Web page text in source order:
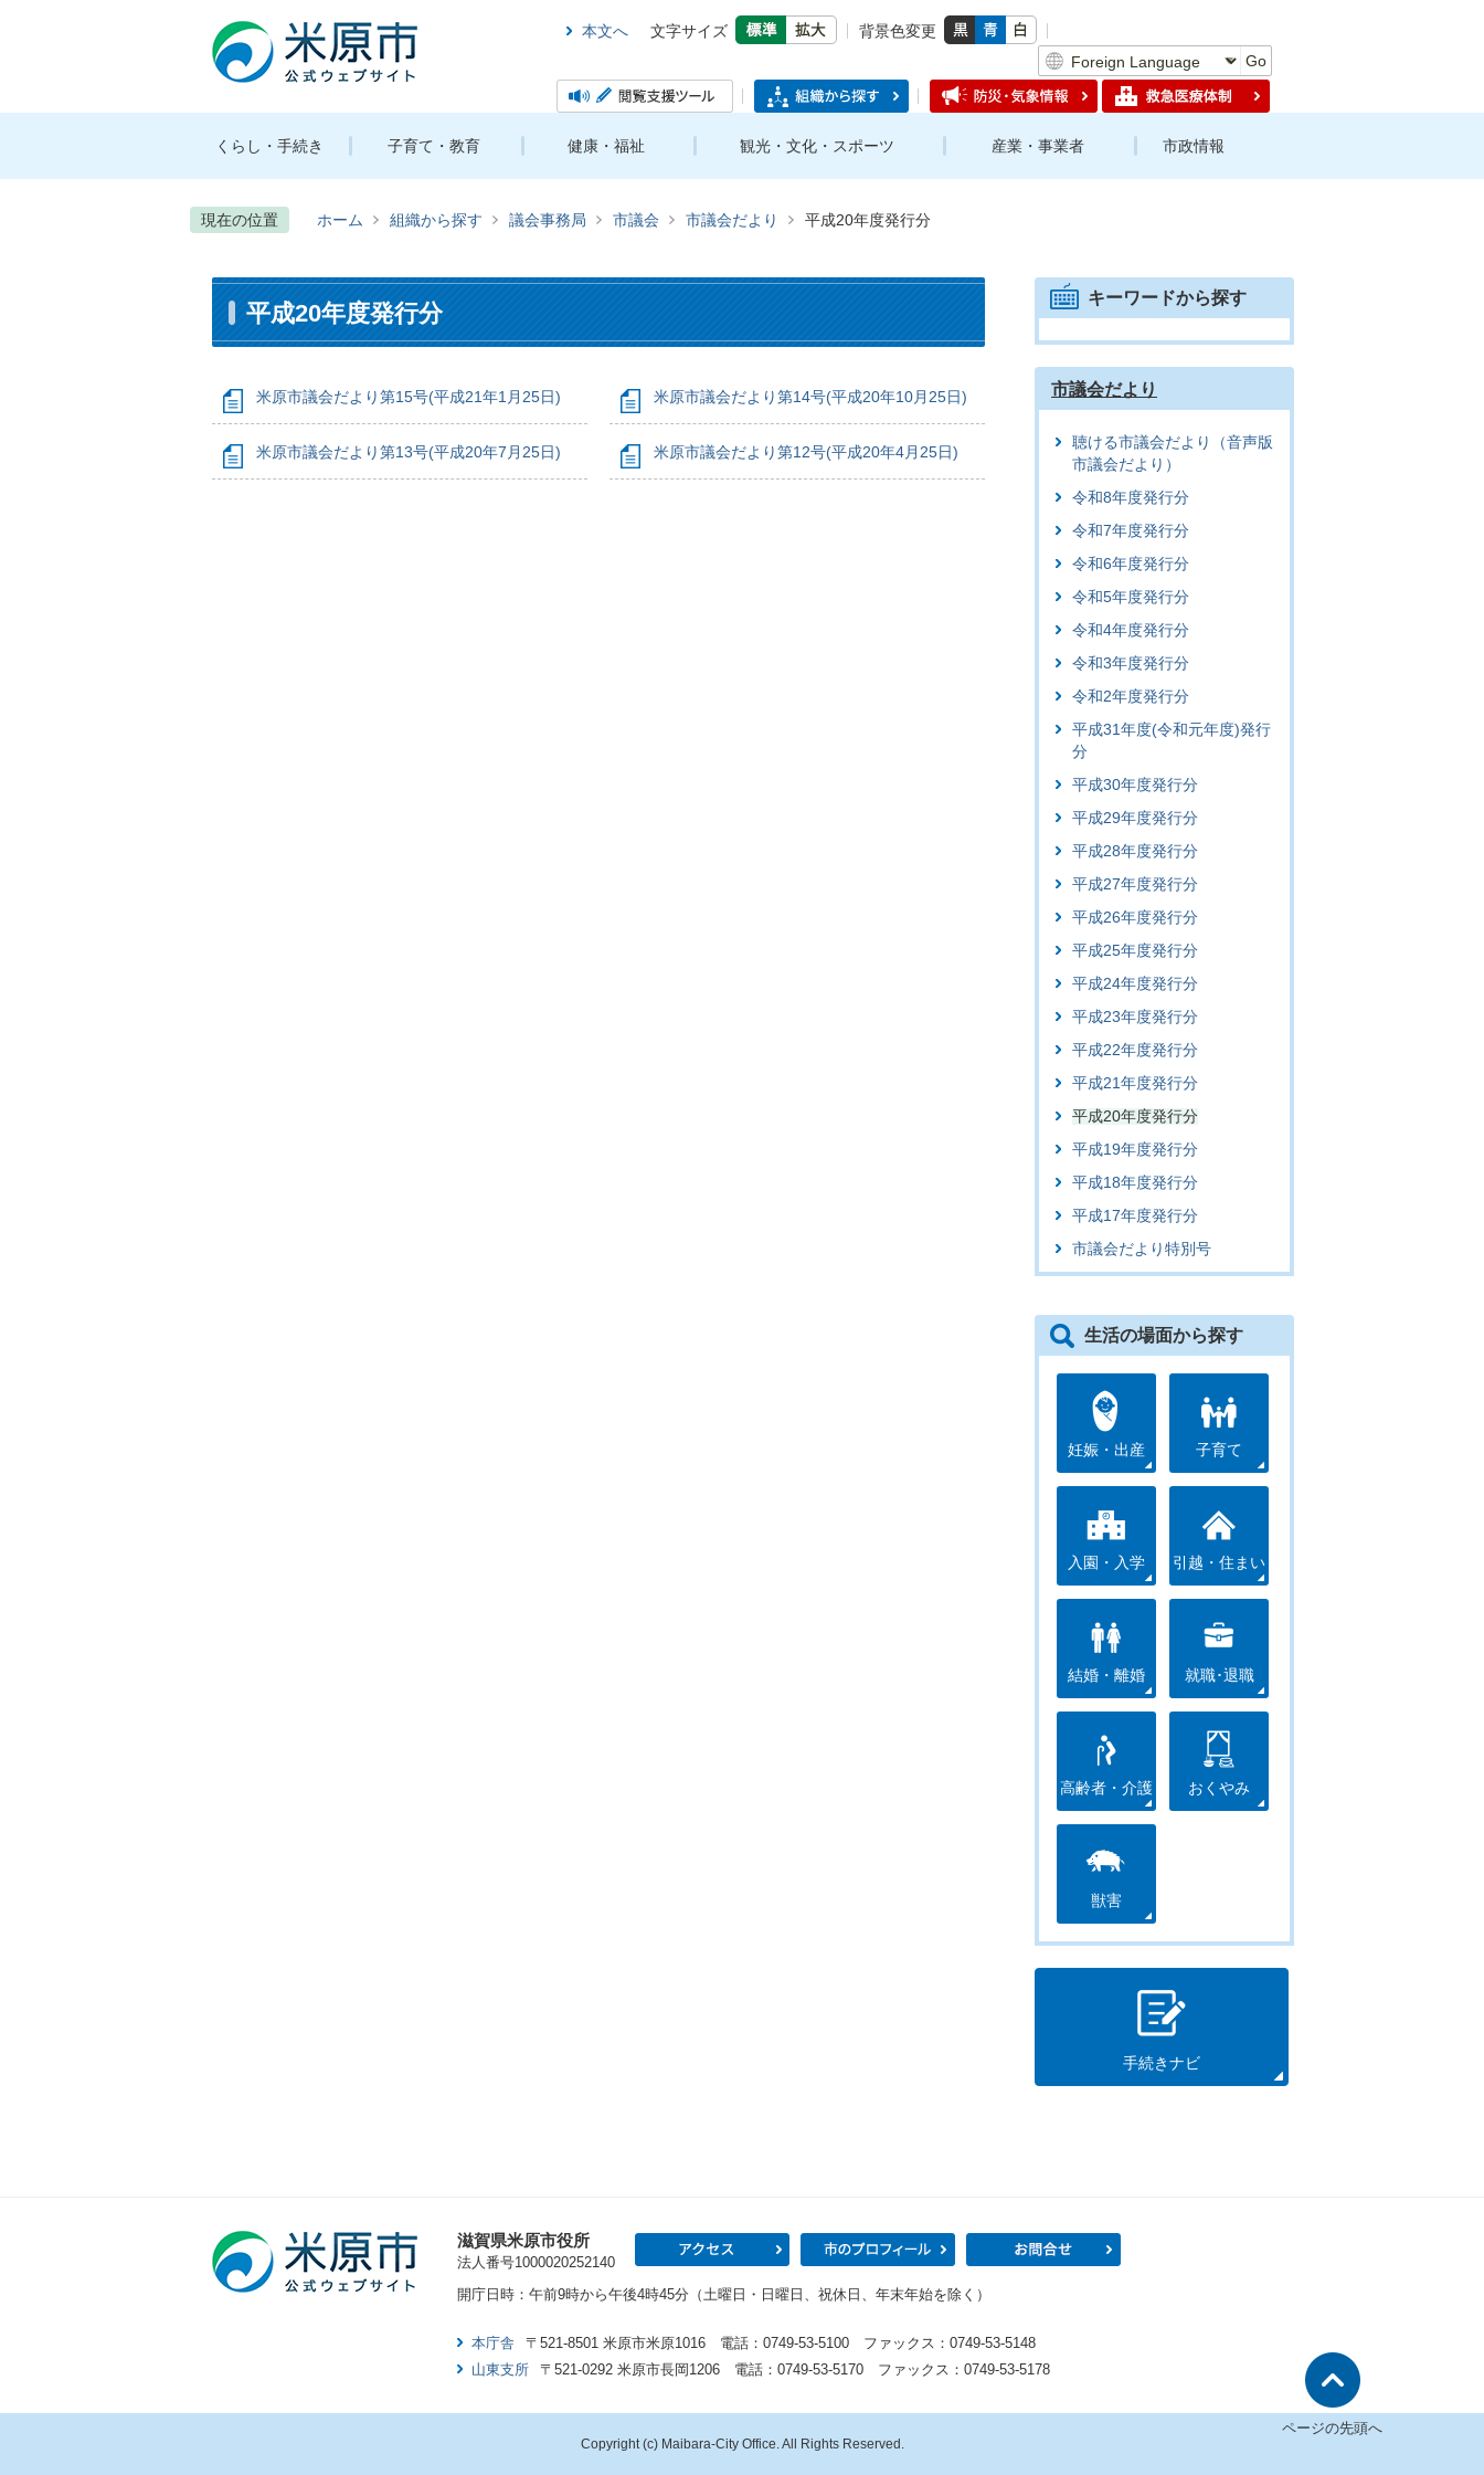
本文へ 文字サイズ
背景色変更
Go
くらし・手続き 子育て・教育 健康・福祉 観光・文化・スポーツ 産業・事業者 市政情報
現在の位置 ホーム 組織から探す 議会事務局 市議会 市議会だより 平成20年度発行分
平成20年度発行分
米原市議会だより第15号(平成21年1月25日) 米原市議会だより第14号(平成20年10月25日)
米原市議会だより第13号(平成20年7月25日) 米原市議会だより第12号(平成20年4月25日)
キーワードから探す
市議会だより
聴ける市議会だより（音声版
市議会だより）
令和8年度発行分
令和7年度発行分
令和6年度発行分
令和5年度発行分
令和4年度発行分
令和3年度発行分
令和2年度発行分
平成31年度(令和元年度)発行
分
平成30年度発行分
平成29年度発行分
平成28年度発行分
平成27年度発行分
平成26年度発行分
平成25年度発行分
平成24年度発行分
平成23年度発行分
平成22年度発行分
平成21年度発行分
平成20年度発行分
平成19年度発行分
平成18年度発行分
平成17年度発行分
市議会だより特別号
生活の場面から探す
妊娠・出産 子育て
入園・入学 引越・住まい
結婚・離婚 就職･退職
高齢者・介護 おくやみ
獣害
手続きナビ
滋賀県米原市役所
法人番号1000020252140
アクセス 市のプロフィール
開庁日時：午前9時から午後4時45分（土曜日・日曜日、祝休日、年末年始を除く）
本庁舎
〒521-8501 米原市米原1016 電話：0749-53-5100 ファックス：0749-53-5148
山東支所
〒521-0292 米原市長岡1206 電話：0749-53-5170 ファックス：0749-53-5178
ページの先頭へ
Copyright (c) Maibara-City Office. All Rights Reserved.